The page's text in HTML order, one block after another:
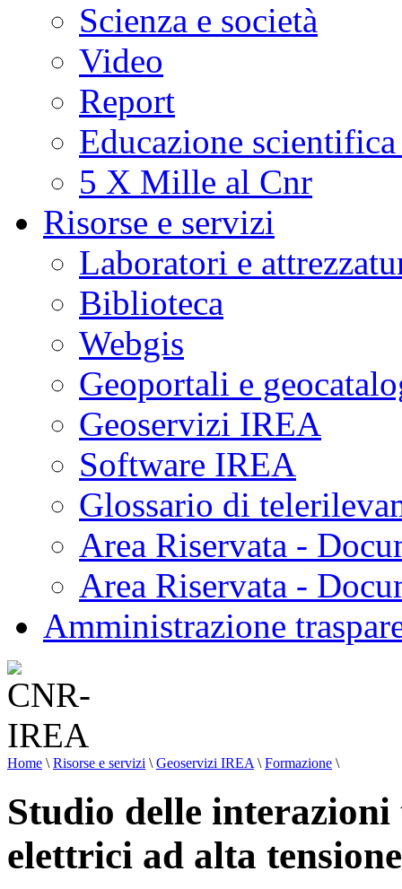
Scienza e società
Video
Report
Educazione
5 X Mille al Cnr
Risorse e servizi
Laboratori e
Biblioteca
Webgis
Geoportali e
Geoservizi IREA
Software IREA
Glossario di
Area Riservata -
Area Riservata -
Amministrazione
Home \ Risorse e servizi \ Geoservizi IREA \ Formazione \
Studio delle
elettrici ad alta tensione